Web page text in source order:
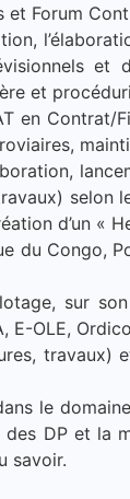
Forum
et
et
en
selon
d’un «
Congo,
sur
E-OLE,
travaux)
le
DP et la
savoir.